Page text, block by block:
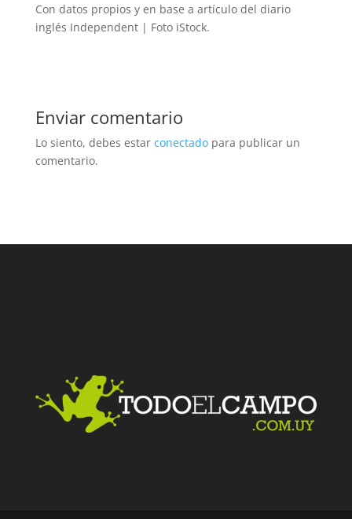
Con datos propios y en base a artículo del diario
inglés Independent | Foto iStock.
Enviar comentario
Lo siento, debes estar conectadopara publicar un
comentario.
Facebook